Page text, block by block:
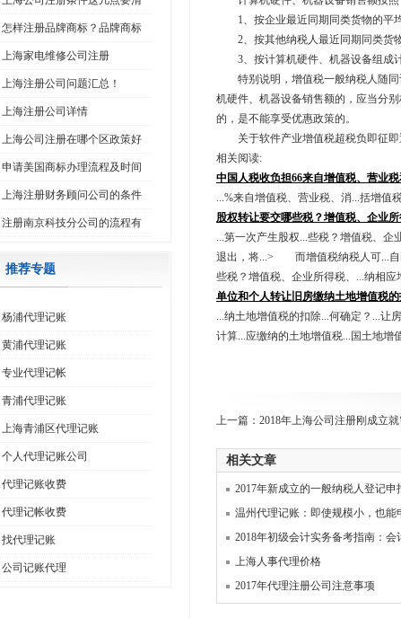
1、按企业最近同期同类货物的平均
2、按其他纳税人最近同期同类货物
3、按计算机硬件、机器设备组成计
特别说明，增值税一般纳税人随同
机硬件、机器设备销售额的，应当分
的，是不能享受优惠政策的。
关于软件产业增值税超税负即征即
相关阅读:
中国人税收负担66来自增值税、营业
...%来自增值税、营业税、消...括增值
股权转让要交哪些税？增值税、企业
...第一次产生股权...些税？增值税、
退出，将...> 而增值税纳税人可...自
些税？增值税、企业所得税、...纳相应
单位和个人转让旧房缴纳土地增值税
...纳土地增值税的扣除...何确定？...
计算...应缴纳的土地增值税...国土地增
上一篇： 2018年上海公司注册刚成立
相关文章
2017年新成立的一般纳税人登记申
温州代理记账：即使规模小，也能
2018年初级会计实务备考指南：会
上海人事代理价格
2017年代理注册公司注意事项
怎样注册品牌商标？品牌商标
上海家电维修公司注册
上海注册公司问题汇总！
上海注册公司详情
上海公司注册在哪个区政策好
申请美国商标办理流程及时间
上海注册财务顾问公司的条件
注册南京科技分公司的流程有
推荐专题
杨浦代理记账
黄浦代理记账
专业代理记帐
青浦代理记账
上海青浦区代理记账
个人代理记账公司
代理记账收费
代理记帐收费
找代理记账
公司记账代理